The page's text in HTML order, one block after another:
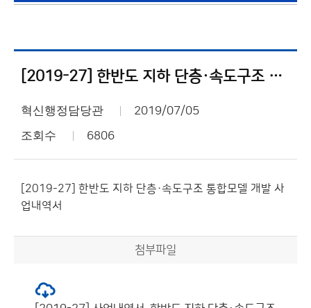
[2019-27] 한반도 지하 단층·속도구조 통합모델 개발 사업내역서
혁신행정담당관 2019/07/05
조회수 6806
[2019-27] 한반도 지하 단층·속도구조 통합모델 개발 사
업내역서
첨부파일